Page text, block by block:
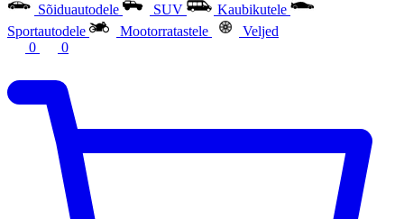
Sõiduautodele SUV
Kaubikutele
Sportautodele
Mootorratastele
Veljed
0
0